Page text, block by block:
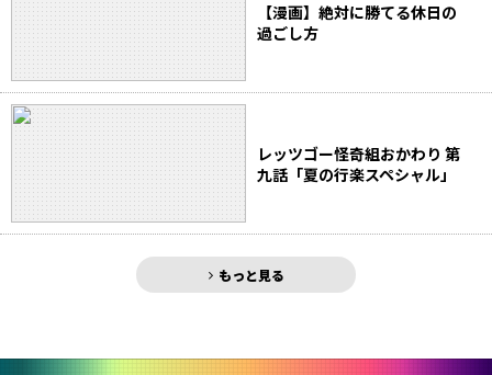
【漫画】絶対に勝てる休日の
過ごし方
レッツゴー怪奇組おかわり 第
九話「夏の行楽スペシャル」
もっと見る